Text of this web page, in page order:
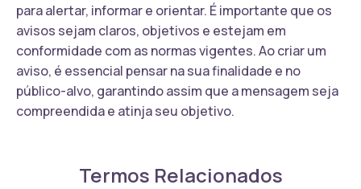
para alertar, informar e orientar. É importante que os
avisos sejam claros, objetivos e estejam em
conformidade com as normas vigentes. Ao criar um
aviso, é essencial pensar na sua finalidade e no
público-alvo, garantindo assim que a mensagem seja
compreendida e atinja seu objetivo.
Termos Relacionados